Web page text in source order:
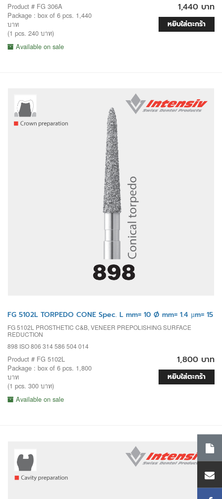
Product # FG 306A
Package : box of 6 pcs. 1,440
บาท
(1 pcs. 240 บาท)
Available on sale
1,440 บาท
หยิบใส่ตะกร้า
FG 5102L TORPEDO CONE Spec. L mm= 10 Ø mm= 1.4 µm= 15
FG 5102L PROSTHETIC C&B, VENEER PREPOLISHING SURFACE
REDUCTION
898 ISO 806 314 586 504 014
Product # FG 5102L
Package : box of 6 pcs. 1,800
บาท
(1 pcs. 300 บาท)
Available on sale
1,800 บาท
หยิบใส่ตะกร้า